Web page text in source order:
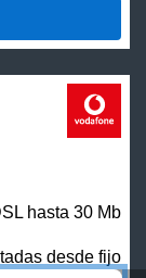
hasta 30 Mb
desde fijo